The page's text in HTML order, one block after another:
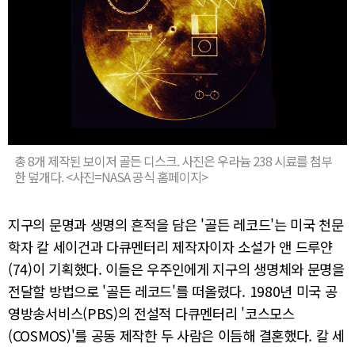
총 8개 제작된 보이저 골든 디스크. 사진은 우라늄 238 시료를 첨부
한 덮개다. <사진=NASA 공식 홈페이지>
지구의 문명과 생명의 흔적을 담은 '골든 레코드'는 미국 천문
학자 칼 세이건과 다큐멘터리 제작자이자 소설가 앤 드루얀
(74)이 기획했다. 이들은 우주인에게 지구의 생명체와 문명을
전달할 방법으로 '골든 레코드'를 떠올렸다. 1980년 미국 공
영방송서비스(PBS)의 전설적 다큐멘터리 '코스모스
(COSMOS)'를 공동 제작한 두 사람은 이듬해 결혼했다. 칼 세